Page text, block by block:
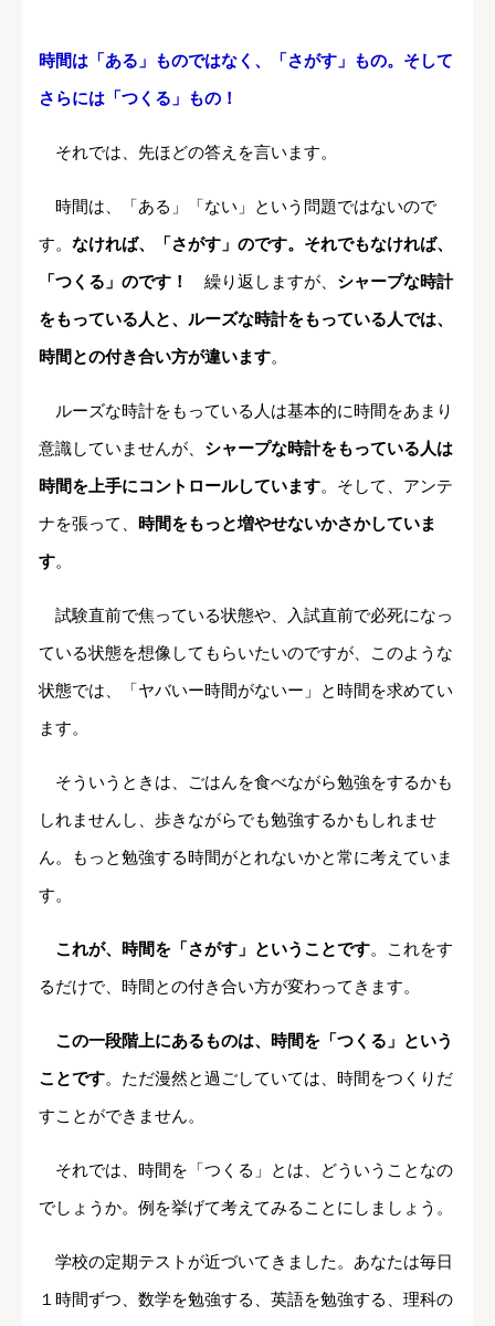
時間は「ある」ものではなく、「さがす」もの。そして
さらには「つくる」もの！
それでは、先ほどの答えを言います。
時間は、「ある」「ない」という問題ではないので
す。 なければ、「さがす」のです。それでもなければ、
「つくる」のです！
繰り返しますが、 シャープな時計
をもっている人と、ルーズな時計をもっている人では、
時間との付き合い方が違います。
ルーズな時計をもっている人は基本的に時間をあまり
意識していませんが、 シャープな時計をもっている人は
時間を上手にコントロールしています。そして、アンテ
ナを張って、 時間をもっと増やせないかさかしていま
す。
試験直前で焦っている状態や、入試直前で必死になっ
ている状態を想像してもらいたいのですが、このような
状態では、「ヤバいー時間がないー」と時間を求めてい
ます。
そういうときは、ごはんを食べながら勉強をするかも
しれませんし、歩きながらでも勉強するかもしれませ
ん。もっと勉強する時間がとれないかと常に考えていま
す。
これが、時間を「さがす」ということです。これをす
るだけで、時間との付き合い方が変わってきます。
この一段階上にあるものは、時間を「つくる」という
ことです。ただ漫然と過ごしていては、時間をつくりだ
すことができません。
それでは、時間を「つくる」とは、どういうことなの
でしょうか。例を挙げて考えてみることにしましょう。
学校の定期テストが近づいてきました。あなたは毎日
１時間ずつ、数学を勉強する、英語を勉強する、理科の